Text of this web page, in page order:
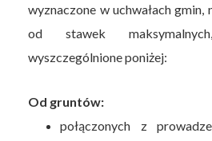
wyznaczone w uchwałach
od stawek
wyszczególnione poniżej:
Od gruntów:
połączonych z